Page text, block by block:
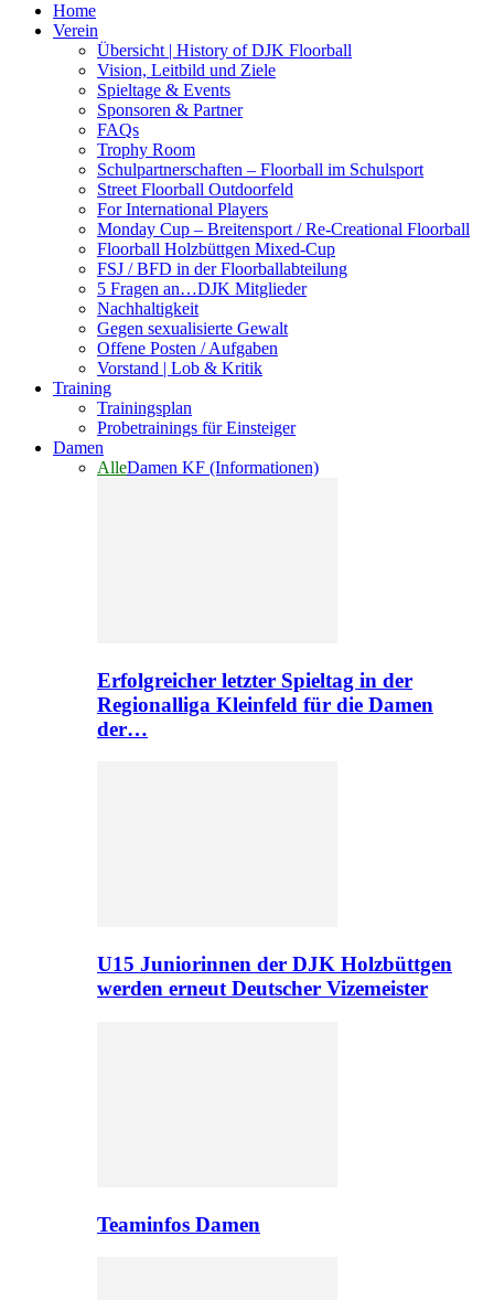
Home
Verein
Übersicht | History of DJK Floorball
Vision, Leitbild und Ziele
Spieltage & Events
Sponsoren & Partner
FAQs
Trophy Room
Schulpartnerschaften – Floorball im Schulsport
Street Floorball Outdoorfeld
For International Players
Monday Cup – Breitensport / Re-Creational Floorball
Floorball Holzbüttgen Mixed-Cup
FSJ / BFD in der Floorballabteilung
5 Fragen an…DJK Mitglieder
Nachhaltigkeit
Gegen sexualisierte Gewalt
Offene Posten / Aufgaben
Vorstand | Lob & Kritik
Training
Trainingsplan
Probetrainings für Einsteiger
Damen
AlleDamen KF (Informationen)
Erfolgreicher letzter Spieltag in der
Regionalliga Kleinfeld für die Damen
der…
U15 Juniorinnen der DJK Holzbüttgen
werden erneut Deutscher Vizemeister
Teaminfos Damen